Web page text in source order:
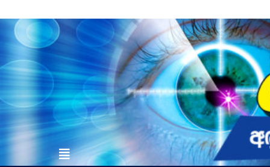
to
contentvinivida.lk